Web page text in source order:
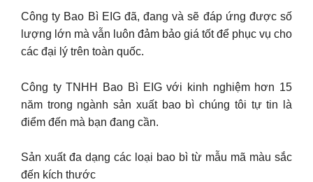
Công ty Bao Bì EIG đã, đang và sẽ đáp ứng được số
lượng lớn mà vẫn luôn đảm bảo giá tốt để phục vụ cho
các đại lý trên toàn quốc.
Công ty TNHH Bao Bì EIG với kinh nghiệm hơn 15
năm trong ngành sản xuất bao bì chúng tôi tự tin là
điểm đến mà bạn đang cần.
Sản xuất đa dạng các loại bao bì từ mẫu mã màu sắc
đến kích thước